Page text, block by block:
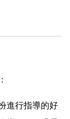
進行指導的好